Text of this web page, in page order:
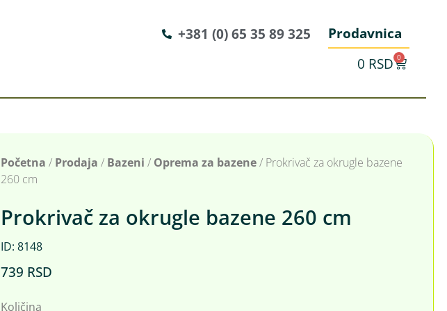
+381 (0) 65 35 89 325
Prodavnica
0 RSD 0
Početna / Prodaja / Bazeni / Oprema za bazene/ Prokrivač za okrugle bazene
260 cm
Prokrivač za okrugle bazene 260 cm
ID: 8148
739 RSD
Količina